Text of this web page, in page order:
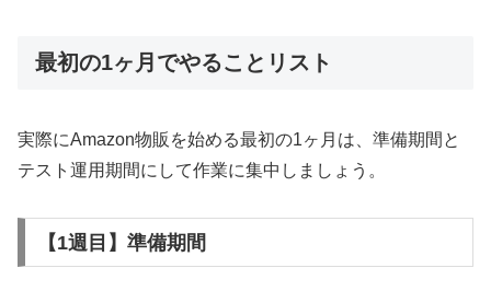
最初の1ヶ月でやることリスト
実際にAmazon物販を始める最初の1ヶ月は、準備期間と
テスト運用期間にして作業に集中しましょう。
【1週目】準備期間